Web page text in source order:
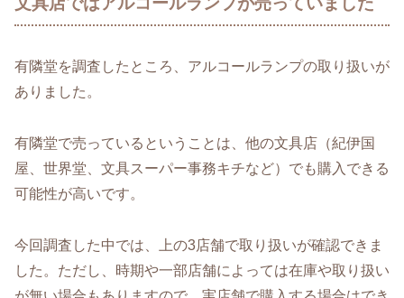
有隣堂を調査したところ、アルコールランプの取り扱いが
ありました。
有隣堂で売っているということは、他の文具店（紀伊国
屋、世界堂、文具スーパー事務キチなど）でも購入できる
可能性が高いです。
今回調査した中では、上の3店舗で取り扱いが確認できま
した。ただし、時期や一部店舗によっては在庫や取り扱い